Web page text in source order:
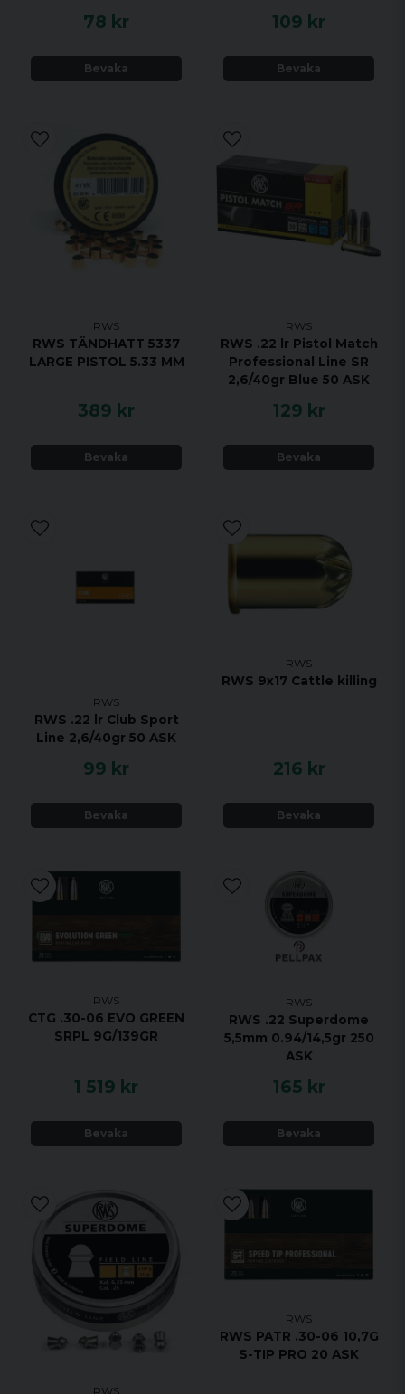
78 kr
Bevaka
109 kr
Bevaka
RWS
RWS TÄNDHATT 5337
LARGE PISTOL 5.33 MM
389 kr
Bevaka
RWS
RWS .22 lr Pistol Match
Professional Line SR
2,6/40gr Blue 50 ASK
129 kr
Bevaka
RWS
RWS .22 lr Club Sport
Line 2,6/40gr 50 ASK
99 kr
Bevaka
RWS
RWS 9x17 Cattle killing
216 kr
Bevaka
RWS
CTG .30-06 EVO GREEN
SRPL 9G/139GR
1 519 kr
Bevaka
RWS
RWS .22 Superdome
5,5mm 0.94/14,5gr 250
ASK
165 kr
Bevaka
RWS
RWS
RWS PATR .30-06 10,7G
S-TIP PRO 20 ASK